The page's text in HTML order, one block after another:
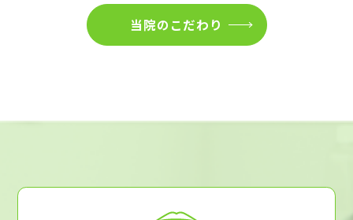
当院のこだわり